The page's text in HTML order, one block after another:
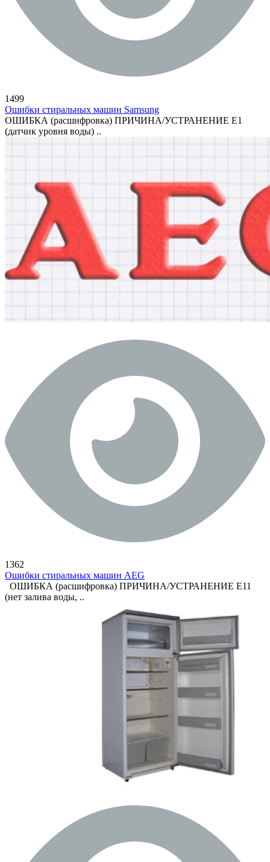
1499
Ошибки стиральных машин Samsung
ОШИБКА (расшифровка) ПРИЧИНА/УСТРАНЕНИЕ Е1
(датчик уровня воды) ..
1362
Ошибки стиральных машин AEG
ОШИБКА (расшифровка) ПРИЧИНА/УСТРАНЕНИЕ E11
(нет залива воды, ..